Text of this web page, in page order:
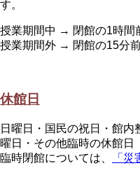
す。
授業期間中 → 閉館の1時間
授業期間外 → 閉館の15分
休館日
日曜日・国民の祝日・館
曜日・その他臨時の休館日
臨時閉館については、
「災